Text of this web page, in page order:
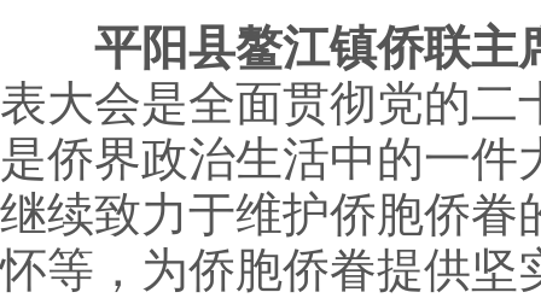
平阳县鳌江镇侨联主
表大会是全面贯彻党的二
是侨界政治生活中的一
继续致力于维护侨胞侨眷
怀等，为侨胞侨眷提供坚